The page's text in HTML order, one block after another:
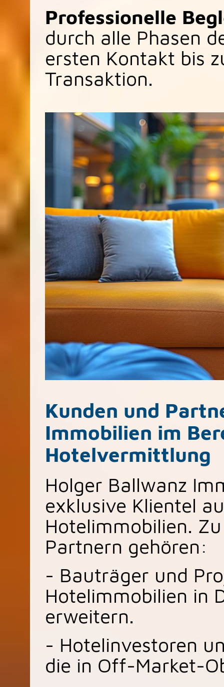
Professionelle
durch alle Phasen
ersten Kontakt bis
Transaktion.
Kunden und
Immobilien im
Hotelvermittlung
Holger Ballwanz
exklusive Klientel
Hotelimmobilien.
Partnern gehören:
- Bauträger und
Hotelimmobilien in
erweitern.
- Hotelinvestoren
die in Off-Market-